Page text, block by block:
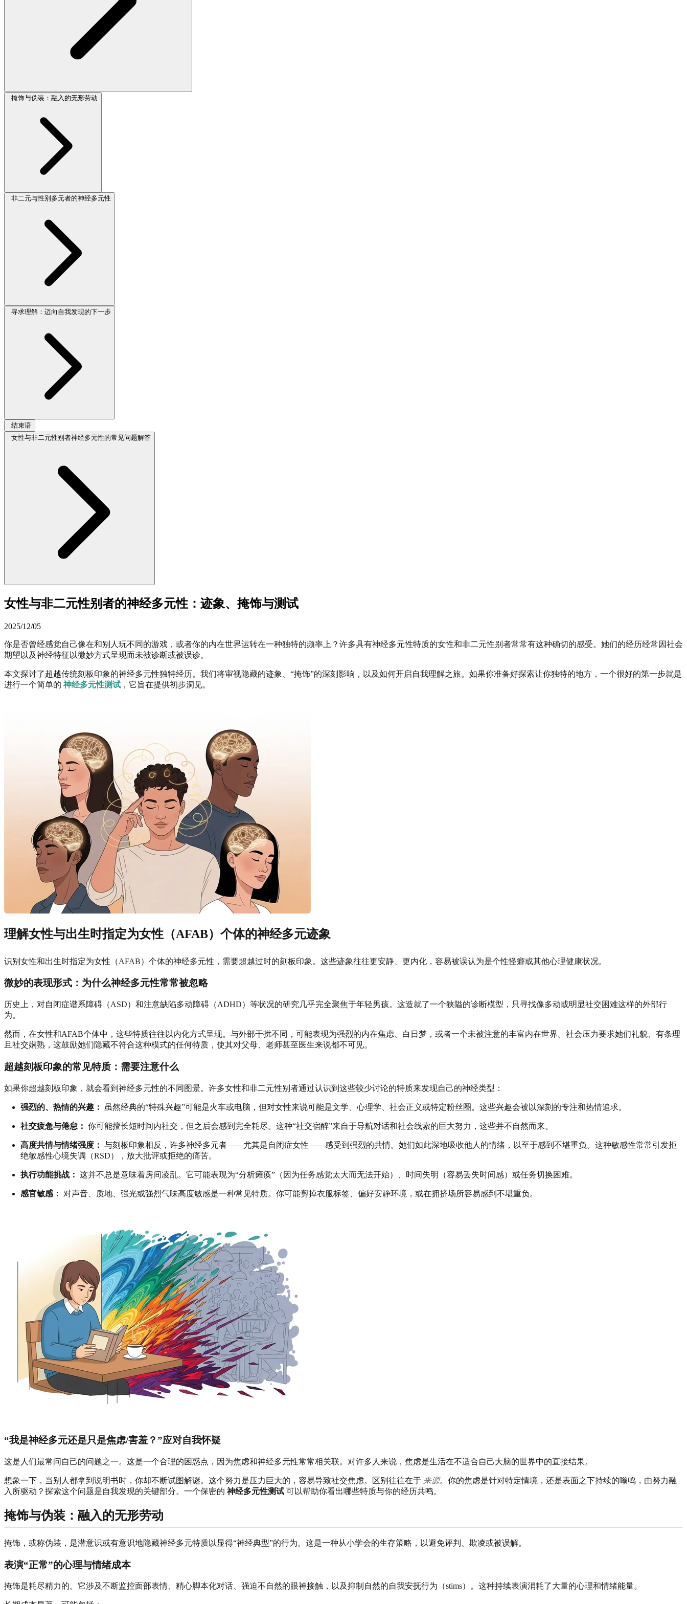
掩饰与伪装：融入的无形劳动
非二元与性别多元者的神经多元性
寻求理解：迈向自我发现的下一步
结束语
女性与非二元性别者神经多元性的常见问题解答
女性与非二元性别者的神经多元性：迹象、掩饰与测试
2025/12/05
你是否曾经感觉自己像在和别人玩不同的游戏，或者你的内在世界运转在一种独特的频率上？许多具有神经多元性特质的女性和非二元性别者常常有这种确切的感受。她们的经历经常因社会
期望以及神经特征以微妙方式呈现而未被诊断或被误诊。
本文探讨了超越传统刻板印象的神经多元性独特经历。我们将审视隐藏的迹象、“掩饰”的深刻影响，以及如何开启自我理解之旅。如果你准备好探索让你独特的地方，一个很好的第一步就是
进行一个简单的 神经多元性测试 ，它旨在提供初步洞见。
理解女性与出生时指定为女性（AFAB）个体的神经多元迹象
识别女性和出生时指定为女性（AFAB）个体的神经多元性，需要超越过时的刻板印象。这些迹象往往更安静、更内化，容易被误认为是个性怪癖或其他心理健康状况。
微妙的表现形式：为什么神经多元性常常被忽略
历史上，对自闭症谱系障碍（ASD）和注意缺陷多动障碍（ADHD）等状况的研究几乎完全聚焦于年轻男孩。这造就了一个狭隘的诊断模型，只寻找像多动或明显社交困难这样的外部行
为。
然而，在女性和AFAB个体中，这些特质往往以内化方式呈现。与外部干扰不同，可能表现为强烈的内在焦虑、白日梦，或者一个未被注意的丰富内在世界。社会压力要求她们礼貌、有条理
且社交娴熟，这鼓励她们隐藏不符合这种模式的任何特质，使其对父母、老师甚至医生来说都不可见。
超越刻板印象的常见特质：需要注意什么
如果你超越刻板印象，就会看到神经多元性的不同图景。许多女性和非二元性别者通过认识到这些较少讨论的特质来发现自己的神经类型：
强烈的、热情的兴趣： 虽然经典的“特殊兴趣”可能是火车或电脑，但对女性来说可能是文学、心理学、社会正义或特定粉丝圈。这些兴趣会被以深刻的专注和热情追求。
社交疲惫与倦怠： 你可能擅长短时间内社交，但之后会感到完全耗尽。这种“社交宿醉”来自于导航对话和社会线索的巨大努力，这些并不自然而来。
高度共情与情绪强度： 与刻板印象相反，许多神经多元者——尤其是自闭症女性——感受到强烈的共情。她们如此深地吸收他人的情绪，以至于感到不堪重负。这种敏感性常常引发拒
绝敏感性心境失调（RSD），放大批评或拒绝的痛苦。
执行功能挑战： 这并不总是意味着房间凌乱。它可能表现为“分析瘫痪”（因为任务感觉太大而无法开始）、时间失明（容易丢失时间感）或任务切换困难。
感官敏感： 对声音、质地、强光或强烈气味高度敏感是一种常见特质。你可能剪掉衣服标签、偏好安静环境，或在拥挤场所容易感到不堪重负。
“我是神经多元还是只是焦虑/害羞？”应对自我怀疑
这是人们最常问自己的问题之一。这是一个合理的困惑点，因为焦虑和神经多元性常常相关联。对许多人来说，焦虑是生活在不适合自己大脑的世界中的直接结果。
想象一下，当别人都拿到说明书时，你却不断试图解谜。这个努力是压力巨大的，容易导致社交焦虑。区别往往在于 来源。你的焦虑是针对特定情境，还是表面之下持续的嗡鸣，由努力融
入所驱动？探索这个问题是自我发现的关键部分。一个保密的 神经多元性测试 可以帮助你看出哪些特质与你的经历共鸣。
掩饰与伪装：融入的无形劳动
掩饰，或称伪装，是潜意识或有意识地隐藏神经多元特质以显得“神经典型”的行为。这是一种从小学会的生存策略，以避免评判、欺凌或被误解。
表演“正常”的心理与情绪成本
掩饰是耗尽精力的。它涉及不断监控面部表情、精心脚本化对话、强迫不自然的眼神接触，以及抑制自然的自我安抚行为（stims）。这种持续表演消耗了大量的心理和情绪能量。